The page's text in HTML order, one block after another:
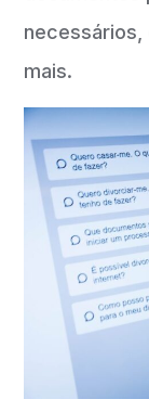
necessários,
mais.